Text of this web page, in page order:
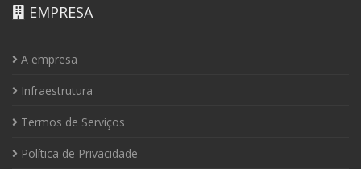
EMPRESA
A empresa
Infraestrutura
Termos de Serviços
Política de Privacidade